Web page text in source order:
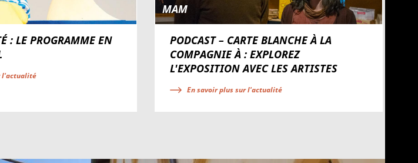
: LE PROGRAMME EN
l'actualité
MAM
PODCAST – CARTE BLANCHE À LA
COMPAGNIE À : EXPLOREZ
L'EXPOSITION AVEC LES ARTISTES
En savoir plus sur l'actualité